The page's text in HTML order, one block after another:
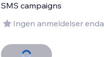
SMS campaigns
Ingen anmeldelser enda